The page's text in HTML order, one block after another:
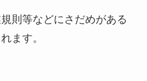
則等などにさだめがある
ます。